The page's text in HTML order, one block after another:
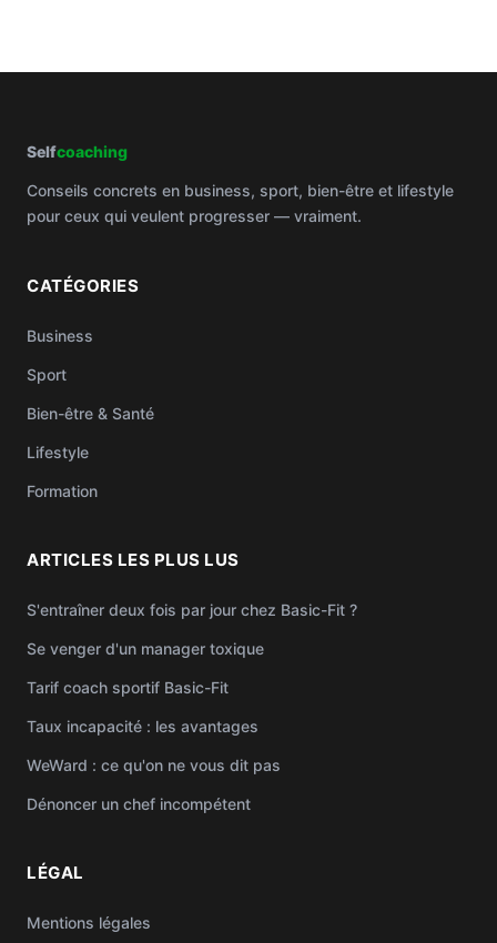
Selfcoaching
Conseils concrets en business, sport, bien-être et lifestyle
pour ceux qui veulent progresser — vraiment.
CATÉGORIES
Business
Sport
Bien-être & Santé
Lifestyle
Formation
ARTICLES LES PLUS LUS
S'entraîner deux fois par jour chez Basic-Fit ?
Se venger d'un manager toxique
Tarif coach sportif Basic-Fit
Taux incapacité : les avantages
WeWard : ce qu'on ne vous dit pas
Dénoncer un chef incompétent
LÉGAL
Mentions légales